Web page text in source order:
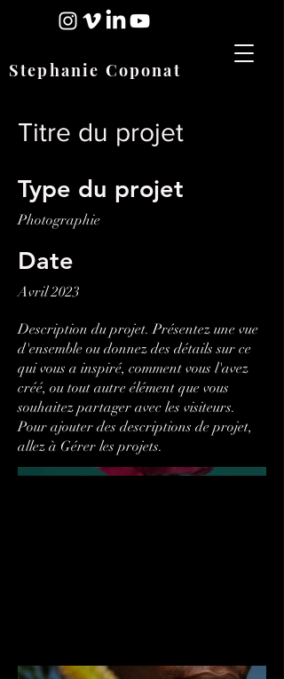
Stephanie Coponat
Titre du projet
Type du projet
Photographie
Date
Avril 2023
Description du projet. Présentez une vue
d'ensemble ou donnez des détails sur ce
qui vous a inspiré, comment vous l'avez
créé, ou tout autre élément que vous
souhaitez partager avec les visiteurs.
Pour ajouter des descriptions de projet,
allez à Gérer les projets.